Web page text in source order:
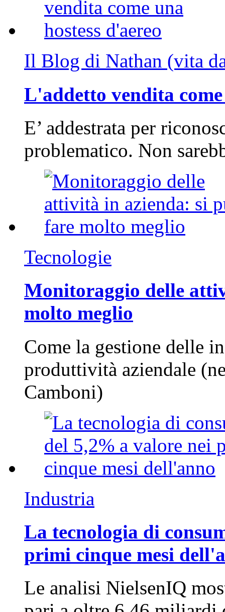
Il Blog di Nathan (vita
L'addetto vendita
E’ addestrata per
problematico. Non
Tecnologie
Monitoraggio delle
molto meglio
Come la gestione delle
produttività aziendale
Camboni)
Industria
La tecnologia di
primi cinque mesi
Le analisi NielsenIQ